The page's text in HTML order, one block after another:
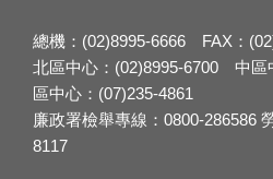
總機：(02)8995-6666 FAX：
北區中心：(02)8995-6700 中
區中心：(07)235-4861
廉政署檢舉專線：0800-286586
8117